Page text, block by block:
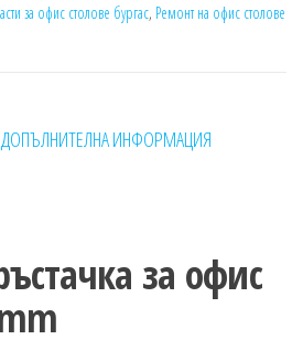
за офис столове бургас, Ремонт на офис столове
ДОПЪЛНИТЕЛНА ИНФОРМАЦИЯ
за офис